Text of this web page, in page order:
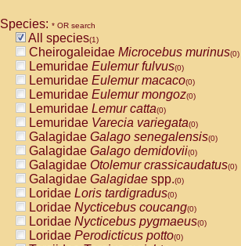
CebidaeCebus capucinus
CebidaeCebus nigrivittatus
CebidaeCebus spp.(0)
CebidaeSaimiri boliviensis(0)
CebidaeSaimiri sciureus(0)
AtelidaeAlouatta caraya(0)
AtelidaeAlouatta fusca(0)
AtelidaeAlouatta seniculus(0)
AtelidaeAlouattaspp.(0)
AtelidaeAteles belzebuth(0)
AtelidaeAteles geoffroyi(0)
AtelidaeAteles paniscus(0)
AtelidaeAtelesspp.(0)
AtelidaeLagothrix lagothricha(0)
AtelidaeLagothrix lagothricha cana
PitheciidaeCacajao calvus
Species: * OR search
All species(1)
Cheirogaleidae Microcebus murinus(0)
Lemuridae Eulemur fulvus(0)
Lemuridae Eulemur macaco(0)
Lemuridae Eulemur mongoz(0)
Lemuridae Lemur catta(0)
Lemuridae Varecia variegata(0)
Galagidae Galago senegalensis(0)
Galagidae Galago demidovii(0)
Galagidae Otolemur crassicaudatus(0)
Galagidae Galagidae spp.(0)
Loridae Loris tardigradus(0)
Loridae Nycticebus coucang(0)
Loridae Nycticebus pygmaeus(0)
Loridae Perodicticus potto(0)